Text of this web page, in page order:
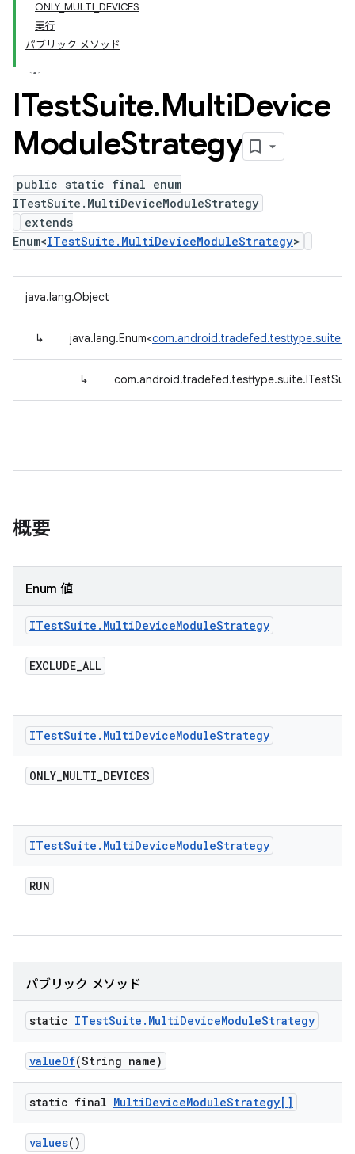
ONLY_MULTI_DEVICES
実行
パブリック メソッド
ITestSuite.MultiDevice
ModuleStrategy
public static final enum
ITestSuite.MultiDeviceModuleStrategy
extends
Enum<ITestSuite.MultiDeviceModuleStrategy>
java.lang.Object
↳ java.lang.Enum<
↳
概要
Enum 値
ITestSuite . MultiDeviceModuleStrategy
EXCLUDE_ALL
ITestSuite . MultiDeviceModuleStrategy
ONLY_MULTI_DEVICES
ITestSuite . MultiDeviceModuleStrategy
RUN
パブリック メソッド
static ITestSuite . MultiDeviceModuleStrategy
valueOf(String name)
static final MultiDeviceModuleStrategy[]
values()